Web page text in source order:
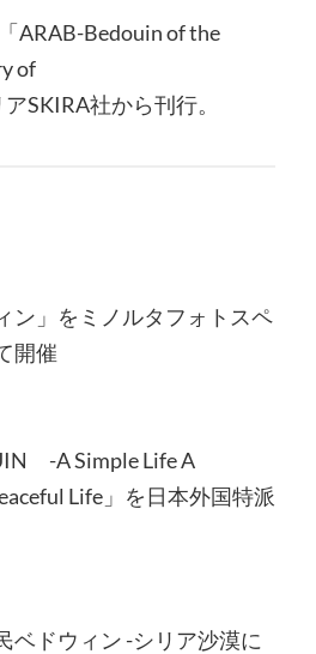
ARAB-Bedouin of the
of
SKIRA社から刊行。
ン」をミノルタフォトスペ
開催
-A Simple Life A
Life」を日本外国特派
ベドウィン -シリア沙漠に